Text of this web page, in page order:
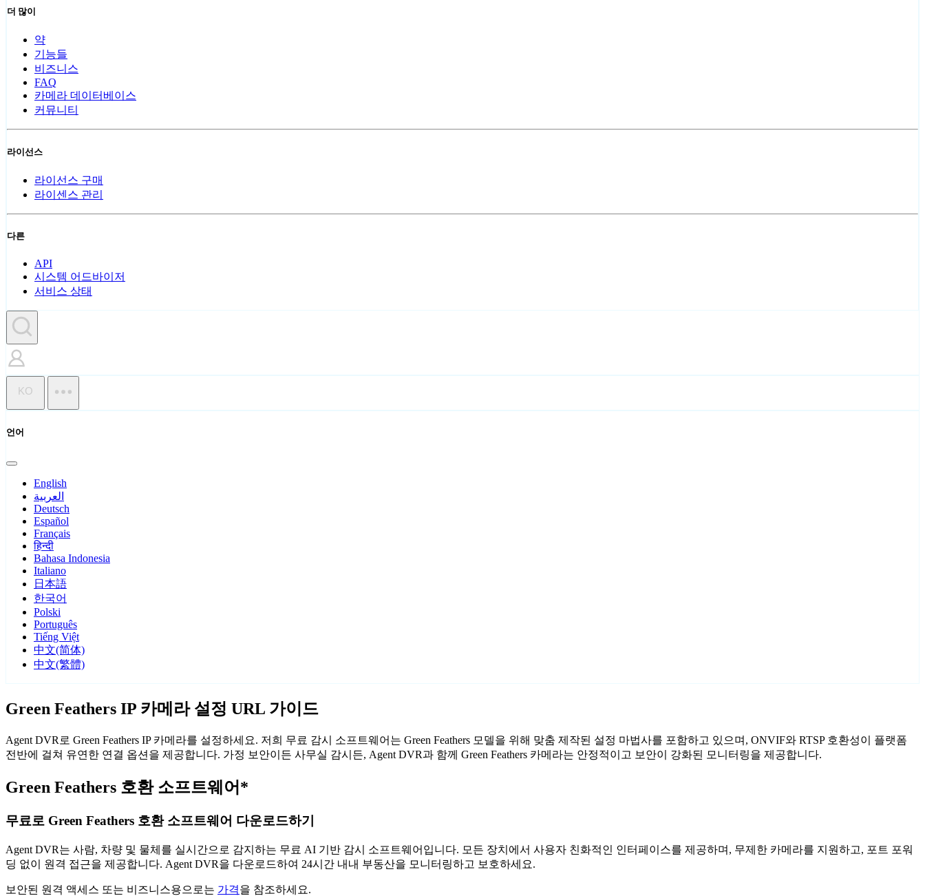
더 많이
약
기능들
비즈니스
FAQ
카메라 데이터베이스
커뮤니티
라이선스
라이선스 구매
라이센스 관리
다른
API
시스템 어드바이저
서비스 상태
KO
언어
English
العربية
Deutsch
Español
Français
हिन्दी
Bahasa Indonesia
Italiano
日本語
한국어
Polski
Português
Tiếng Việt
中文(简体)
中文(繁體)
Green Feathers IP 카메라 설정 URL 가이드
Agent DVR로 Green Feathers IP 카메라를 설정하세요. 저희 무료 감시 소프트웨어는 Green Feathers 모델을 위해 맞춤 제작된 설정 마법사를 포함하고 있으며, ONVIF와 RTSP 호환성이 플랫폼
전반에 걸쳐 유연한 연결 옵션을 제공합니다. 가정 보안이든 사무실 감시든, Agent DVR과 함께 Green Feathers 카메라는 안정적이고 보안이 강화된 모니터링을 제공합니다.
Green Feathers 호환 소프트웨어*
무료로 Green Feathers 호환 소프트웨어 다운로드하기
Agent DVR는 사람, 차량 및 물체를 실시간으로 감지하는 무료 AI 기반 감시 소프트웨어입니다. 모든 장치에서 사용자 친화적인 인터페이스를 제공하며, 무제한 카메라를 지원하고, 포트 포워
딩 없이 원격 접근을 제공합니다. Agent DVR을 다운로드하여 24시간 내내 부동산을 모니터링하고 보호하세요.
보안된 원격 액세스 또는 비즈니스용으로는 가격을 참조하세요.